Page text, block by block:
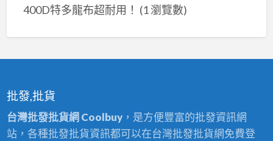
400D特多龍布超耐用！ (1 瀏覽數)
批發,批貨
台灣批發批貨網 Coolbuy，是方便豐富的批發資訊網
站，各種批發批貨資訊都可以在台灣批發批貨網免費登